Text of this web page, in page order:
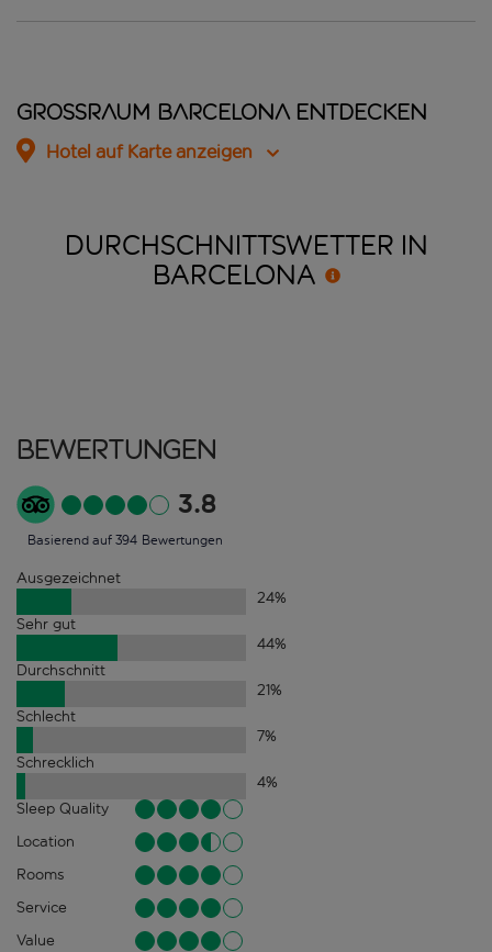
Grossraum Barcelona entdecken
Hotel auf Karte anzeigen
DURCHSCHNITTSWETTER IN
BARCELONA
Bewertungen
3.8
Basierend auf 394 Bewertungen
Ausgezeichnet
24%
Sehr gut
44%
Durchschnitt
21%
Schlecht
7%
Schrecklich
4%
Sleep Quality
Location
Rooms
Service
Value